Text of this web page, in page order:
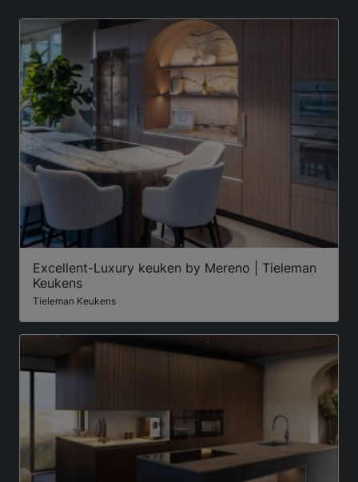
Excellent-Luxury keuken by Mereno | Tieleman
Keukens
Tieleman Keukens